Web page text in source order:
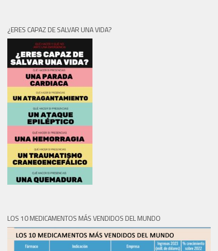
¿ERES CAPAZ DE SALVAR UNA VIDA?
LOS 10 MEDICAMENTOS MÁS VENDIDOS DEL MUNDO